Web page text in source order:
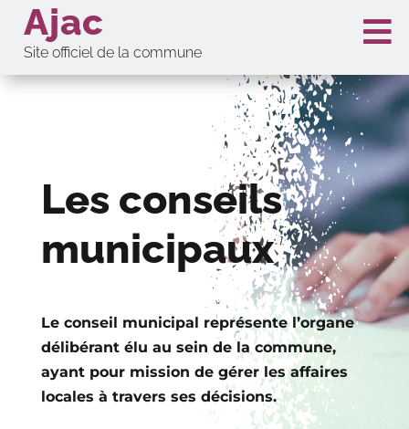
Ajac
Site officiel de la commune

Les conseils
municipaux
Le conseil municipal représente l’organe
délibérant élu au sein de la commune,
ayant pour mission de gérer les affaires
locales à travers ses décisions.